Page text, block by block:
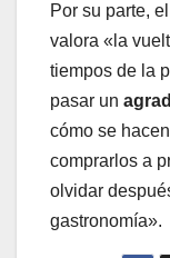
Por su parte,
valora «la
tiempos de la
pasar un
cómo se
comprarlos a
olvidar
gastronomía».